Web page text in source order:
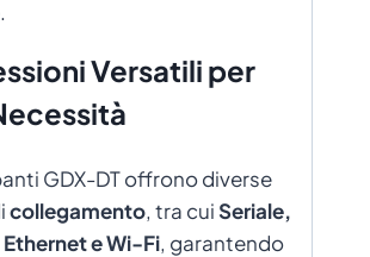
Versatili per
GDX-DT offrono diverse
collegamento, tra cui Seriale,
e Wi-Fi, garantendo